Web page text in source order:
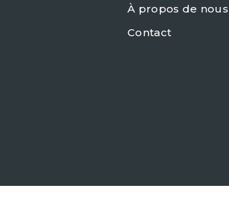
À propos de nous
Contact